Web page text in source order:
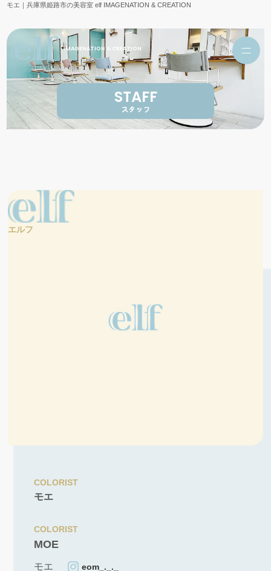
モエ｜兵庫県姫路市の美容室 elf IMAGENATION & CREATION
IMAGENATION & CREATION
STAFF
スタッフ
エルフ
COLORIST
モエ
COLORIST
MOE
モエ eom_._._